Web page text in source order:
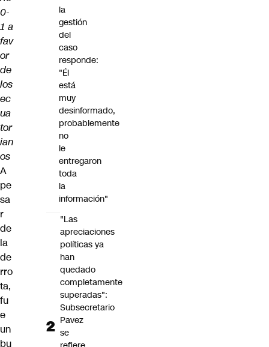
0-
1 a
fav
or
de
los
ec
ua
tor
ian
os
A
pe
sa
r
de
la
de
rro
ta,
fu
e
un
bu
la
gestión
del
caso
responde:
"Él
está
muy
desinformado,
probablemente
no
le
entregaron
toda
la
información"
"Las
apreciaciones
políticas ya
han
quedado
completamente
superadas":
Subsecretario
Pavez
se